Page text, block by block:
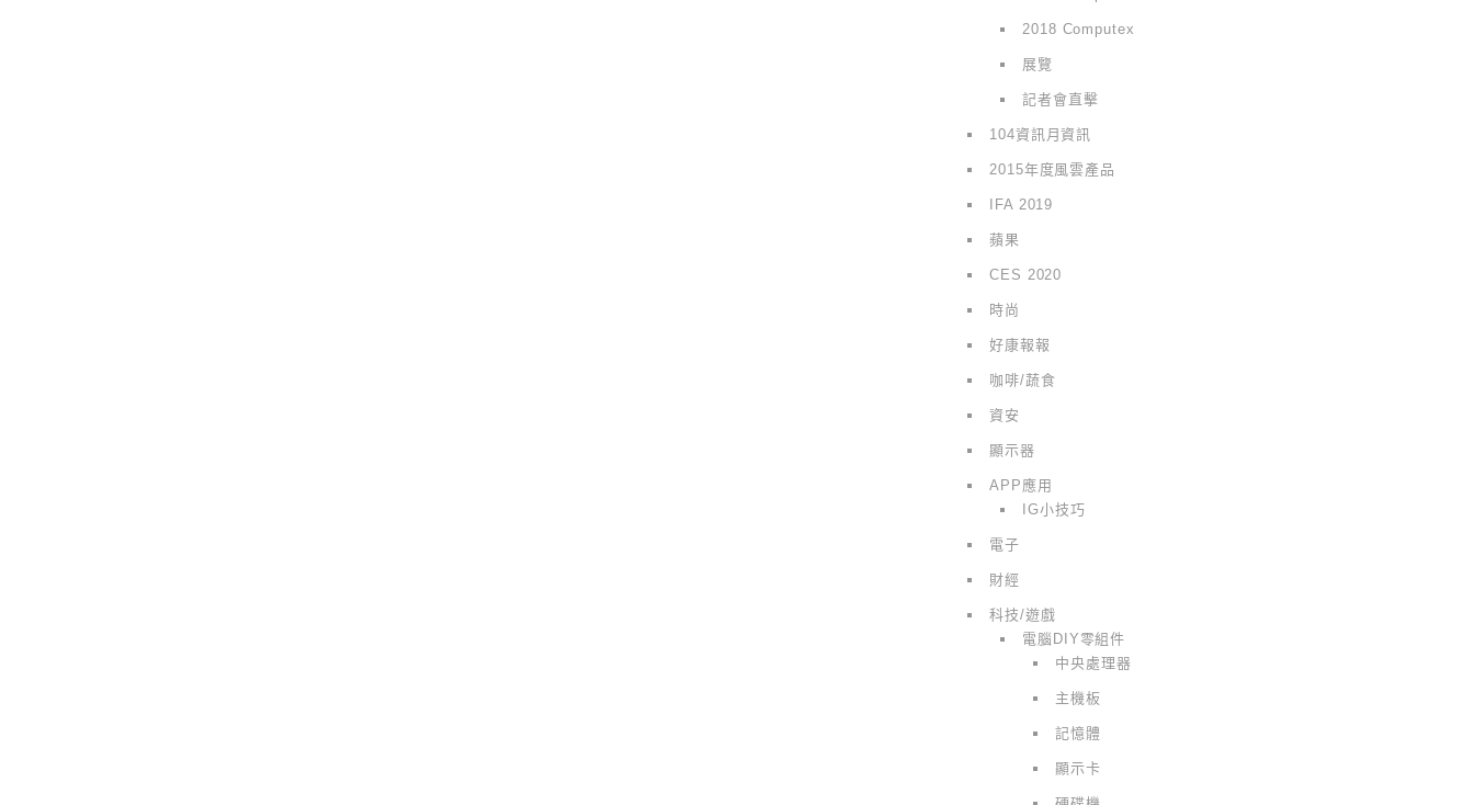
2018 Computex
展覽
記者會直擊
104資訊月資訊
2015年度風雲產品
IFA 2019
蘋果
CES 2020
時尚
好康報報
咖啡/蔬食
資安
顯示器
APP應用
IG小技巧
電子
財經
科技/遊戲
電腦DIY零組件
中央處理器
主機板
記憶體
顯示卡